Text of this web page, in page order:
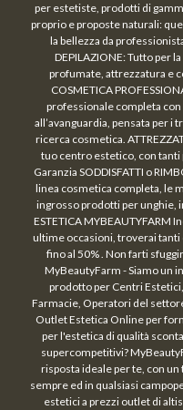
per estetiste, prodotti di
proprio e proposte naturali:
la bellezza da
DEPILAZIONE: Tutto per
profumate, attrezzatura e
COSMETICA
professionale completa
all’avanguardia, pensata per
ricerca cosmetica.
tuo centro estetico, con
Garanzia SODDISFATTI o
linea cosmetica completa, le
ingrosso prodotti per unghie,
ESTETICA
ultime occasioni, troverai
fino al 50% . Non farti
MyBeautyFarm - Siamo un
prodotto per Centri Estetici,
Farmacie, Operatori del
Outlet Estetica Online per
per l'estetica di qualità
supercompetitivi?
risposta ideale per te, con
sempre ed in qualsiasi
estetici a prezzi outlet di